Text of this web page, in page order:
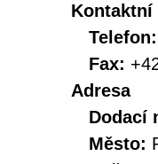
Kontaktní
Telefon:
Fax:
Adresa
Dodací
Město: